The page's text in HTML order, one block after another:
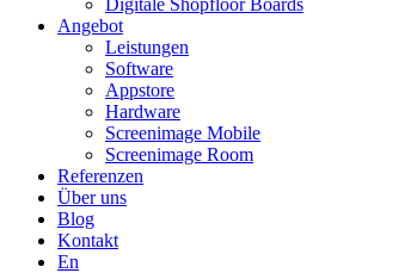
Digitale Shopfloor Boards
Angebot
Leistungen
Software
Appstore
Hardware
Screenimage Mobile
Screenimage Room
Referenzen
Über uns
Blog
Kontakt
En